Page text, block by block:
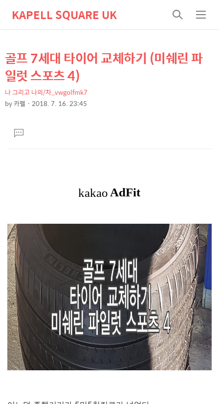
KAPELL SQUARE UK
검
색
메
뉴
상
세
컨
텐
본
문
제
목
골프 7세대 타이어 교체하기 (미쉐린 파
일럿 스포츠 4)
나 그리고 나의/차_vwgolfmk7
by카펠 2018. 7. 16. 23:45
댓
글